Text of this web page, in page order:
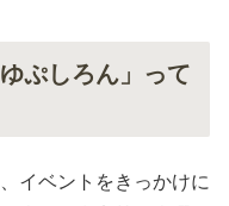
ぷしろん」って
イベントをきっかけに